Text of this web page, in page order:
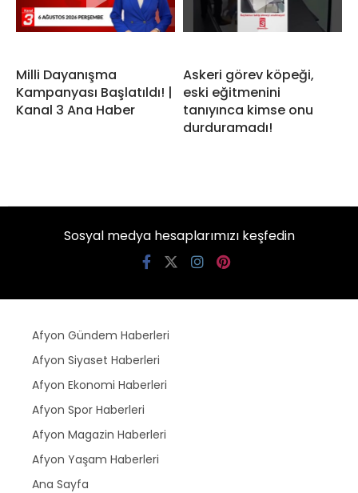
Milli Dayanışma
Kampanyası Başlatıldı! |
Kanal 3 Ana Haber
Askeri görev köpeği,
eski eğitmenini
tanıyınca kimse onu
durduramadı!
Sosyal medya hesaplarımızı keşfedin
Afyon Gündem Haberleri
Afyon Siyaset Haberleri
Afyon Ekonomi Haberleri
Afyon Spor Haberleri
Afyon Magazin Haberleri
Afyon Yaşam Haberleri
Ana Sayfa